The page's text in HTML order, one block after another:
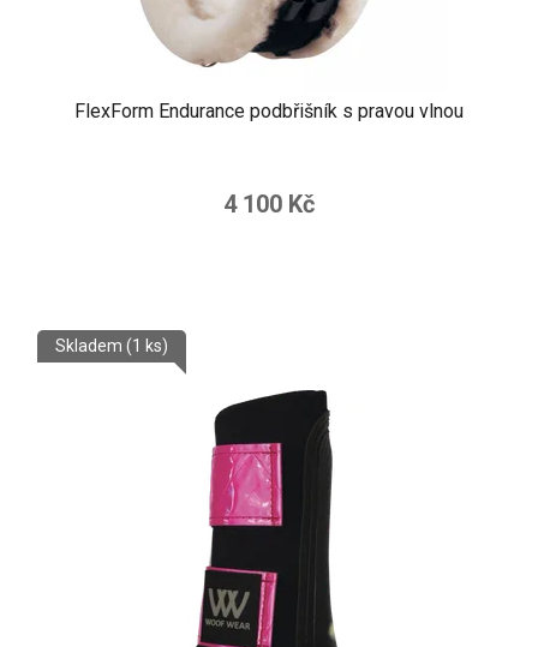
FlexForm Endurance podbřišník s pravou vlnou
4 100 Kč
Skladem (1 ks)